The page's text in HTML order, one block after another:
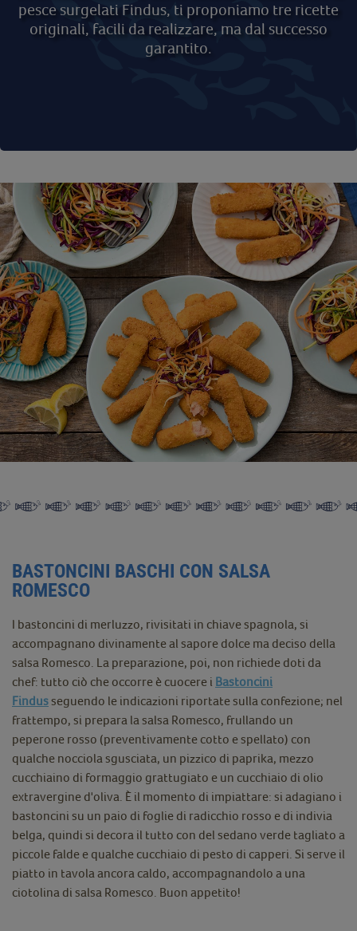
pesce surgelati Findus, ti proponiamo tre ricette
originali, facili da realizzare, ma dal successo
garantito.
BASTONCINI BASCHI CON SALSA
ROMESCO
I bastoncini di merluzzo, rivisitati in chiave spagnola, si
accompagnano divinamente al sapore dolce ma deciso della
salsa Romesco. La preparazione, poi, non richiede doti da
chef: tutto ciò che occorre è cuocere i Bastoncini
Findusseguendo le indicazioni riportate sulla confezione; nel
frattempo, si prepara la salsa Romesco, frullando un
peperone rosso (preventivamente cotto e spellato) con
qualche nocciola sgusciata, un pizzico di paprika, mezzo
cucchiaino di formaggio grattugiato e un cucchiaio di olio
extravergine d'oliva. È il momento di impiattare: si adagiano i
bastoncini su un paio di foglie di radicchio rosso e di indivia
belga, quindi si decora il tutto con del sedano verde tagliato a
piccole falde e qualche cucchiaio di pesto di capperi. Si serve il
piatto in tavola ancora caldo, accompagnandolo a una
ciotolina di salsa Romesco. Buon appetito!